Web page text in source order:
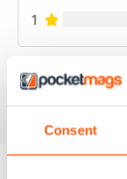
Consent
1